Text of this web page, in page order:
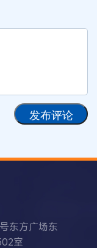
发布评论
东方广场东
室